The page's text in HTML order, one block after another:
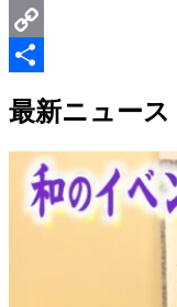
最新ニュース